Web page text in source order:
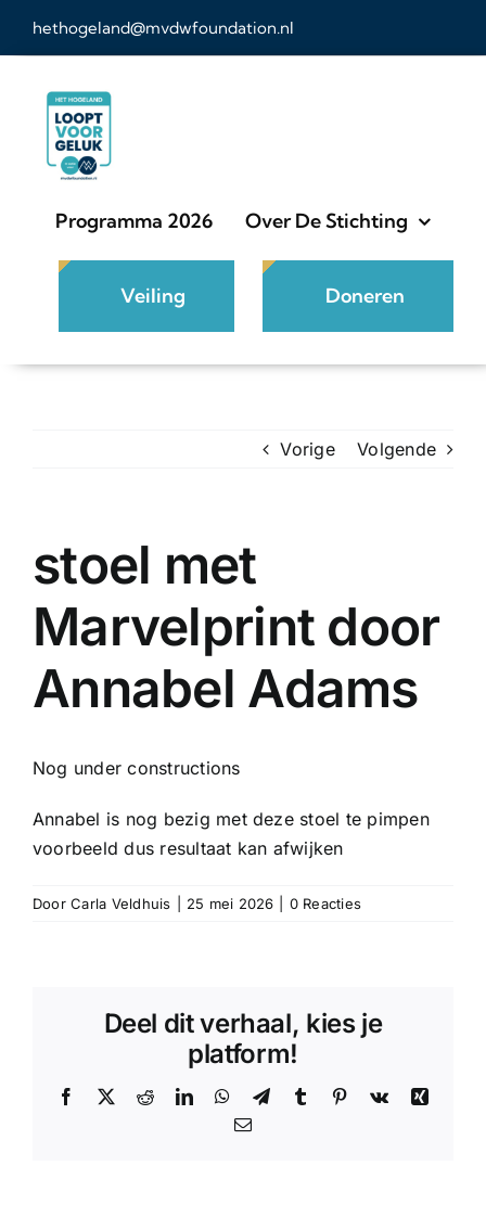
hethogeland@mvdwfoundation.nl
Programma 2026 Over De Stichting
Veiling Doneren
Vorige Volgende
stoel met
Marvelprint door
Annabel Adams
Nog under constructions
Annabel is nog bezig met deze stoel te pimpen
voorbeeld dus resultaat kan afwijken
DoorCarla Veldhuis 25 mei 2026 0 Reacties
Deel dit verhaal, kies je
platform!
Facebook
X RedditLinkedInWhatsApp
TelegramTumblr Pinterest
Vk
Xing
E-